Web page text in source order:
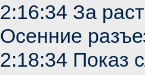
2:16:34 За
Осенние
2:18:34 Показ